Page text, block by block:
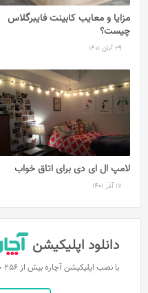
مزایا و معایب کابینت فایبرگلاس
چیست؟
29 آبان 1401
لامپ ال ای دی برای اتاق خواب
17 آذر 1401
دانلود اپلیکیشن